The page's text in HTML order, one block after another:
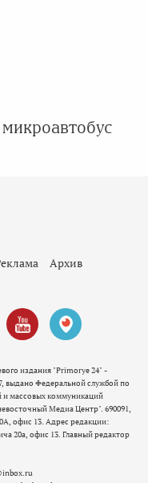
Архив
издания "Primorye 24" -
выдано Федеральной службой по
и массовых коммуникаций
Медиа Центр". 690091,
офис 13. Адрес редакции:
20а, офис 13. Главный редактор